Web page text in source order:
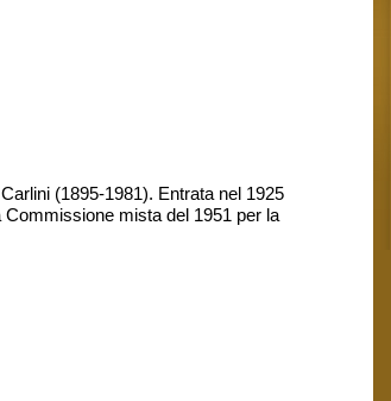
(1895-1981). Entrata nel 1925
mista del 1951 per la